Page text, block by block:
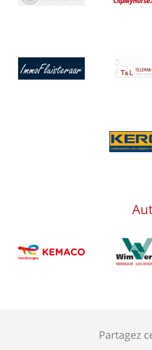
Afbeelding
Afbeelding
Afbeelding
Afbeelding
Afbeelding
Partagez